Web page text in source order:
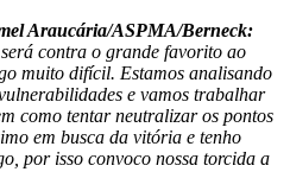
Araucária/ASPMA/Berneck:
contra o grande favorito ao
muito difícil. Estamos analisando
e vamos trabalhar
como tentar neutralizar os pontos
em busca da vitória e tenho
por isso convoco nossa torcida a